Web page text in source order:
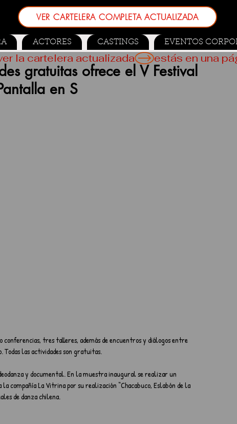
VER CARTELERA COMPLETA ACTUALIZADA
ACTORES CASTINGS EVENTOS
gratuitas ofrece el V Festival
en S
conferencias, tres talleres, además de encuentros y diálogos entre
Todas las actividades son gratuitas.
y documental. En la muestra inaugural se realizar un
compañía La Vitrina por su realización “Chacabuco, Eslabón de la
de danza chilena.
la cartelera actualizada